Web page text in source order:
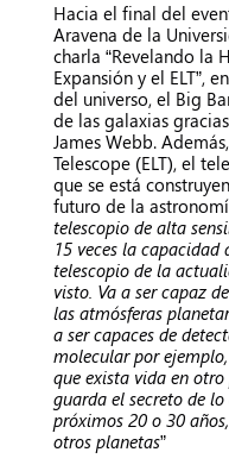
Hacia el final del
Aravena de la
charla “Revelando la
Expansión y el ELT”,
del universo, el Big
de las galaxias
James Webb.
Telescope (ELT), el
que se está
futuro de la
telescopio de alta
15 veces la
telescopio de la
visto. Va a ser capaz
las atmósferas
a ser capaces de
molecular por
que exista vida en
guarda el secreto de
próximos 20 o 30
otros planetas”